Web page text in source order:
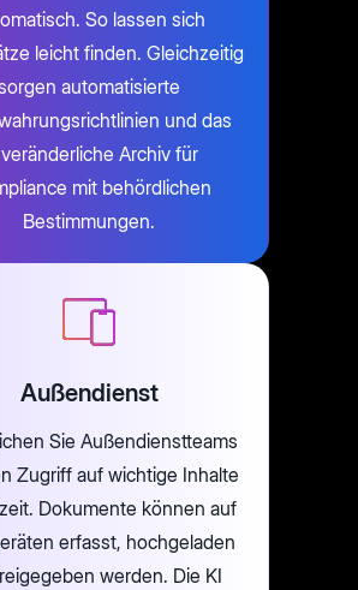
So lassen sich
leicht finden. Gleichzeitig
automatisierte
und das
Archiv für
mit behördlichen
Bestimmungen.
Außendienst
Sie Außendienstteams
Zugriff auf wichtige Inhalte
Dokumente können auf
erfasst, hochgeladen
werden. Die KI